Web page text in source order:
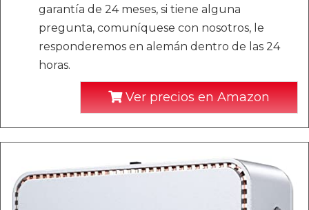
garantía de 24 meses, si tiene alguna
pregunta, comuníquese con nosotros, le
responderemos en alemán dentro de las 24
horas.
Ver precios en Amazon